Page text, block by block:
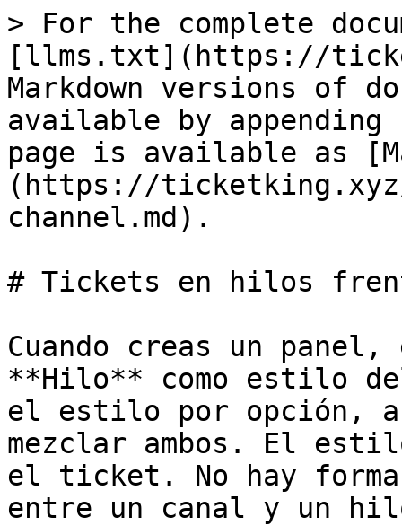
> For the complete
[llms.txt](https://
Markdown versions of
available by
page is available as
(https://
channel.md).
# Tickets en hilos
Cuando creas un
**Hilo** como estilo
el estilo por opción,
mezclar ambos. El
el ticket. No hay
entre un canal y un